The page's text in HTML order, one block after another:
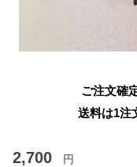
ご注文確
送料は1注
2,700 円